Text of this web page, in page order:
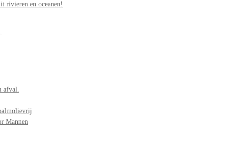
rivieren en oceanen!
afval.
Mannen